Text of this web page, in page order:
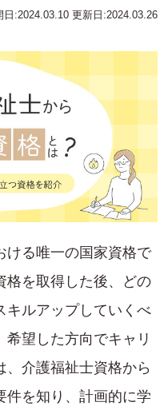
日:2024.03.10 更新日:2024.03.26
ける唯一の国家資格で
格を取得した後、どの
キルアップしていくべ
希望した方向でキャリ
、介護福祉士資格から
件を知り、計画的に学